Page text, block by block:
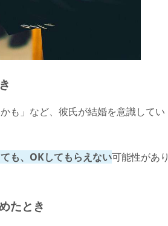
も」など、彼氏が結婚を意識してい
も、OKしてもらえない可能性があり
たとき